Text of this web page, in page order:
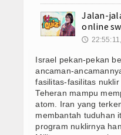
Berita Foto
Agenda
Konsultasi
Jalan-
online
🕔
Israel pekan-pekan
ancaman-
fasilitas-fasilitas
Teheran mampu
atom. Iran yang
membantah tuduhan
program nuklirnya